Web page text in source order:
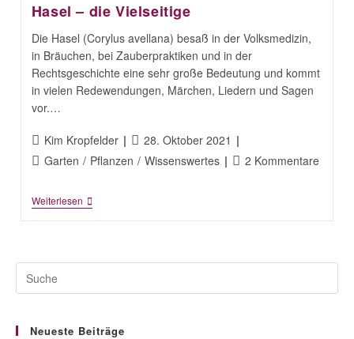
Hasel – die Vielseitige
Die Hasel (Corylus avellana) besaß in der Volksmedizin,
in Bräuchen, bei Zauberpraktiken und in der
Rechtsgeschichte eine sehr große Bedeutung und kommt
in vielen Redewendungen, Märchen, Liedern und Sagen
vor.…
Beitrags-
Autor:
Kim Kropfelder
Beitrag
veröffentlicht:
28. Oktober 2021
Beitrags-
Garten / Pflanzen / Wissenswertes
Beitrags-
2 Kommentare
WeiterlesenHasel
–
Neueste Beiträge